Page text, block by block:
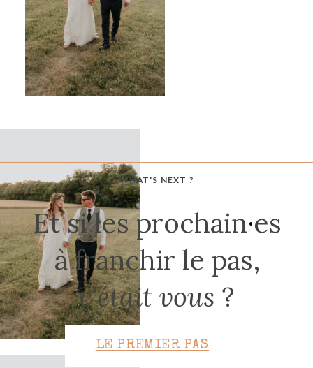
WHAT'S NEXT ?
Et si les prochain·es
à franchir le pas,
c'était vous ?
LE PREMIER PAS
PORTFOLIO
INFOS
JOURNAL
CONTACT